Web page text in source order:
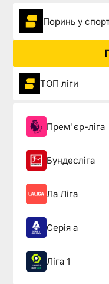
Поринь у
ТОП ліги
Прем'єр-ліга
Бундесліга
Ла Ліга
Серія а
Ліга 1